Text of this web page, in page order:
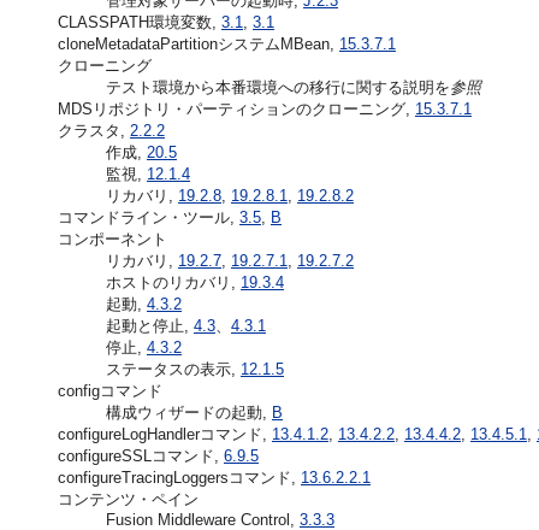
CLASSPATH環境変数, 3.1
3.1
cloneMetadataPartitionシステムMBean, 15.3.7.1
クローニング
テスト環境から本番環境への移行に関する説明を参照
MDSリポジトリ・パーティションのクローニング, 15.3.7.1
クラスタ, 2.2.2
作成, 20.5
監視, 12.1.4
リカバリ, 19.2.8 19.2.8.1
19.2.8.2
コマンドライン・ツール, 3.5 B
コンポーネント
リカバリ, 19.2.7 19.2.7.1
19.2.7.2
ホストのリカバリ, 19.3.4
起動, 4.3.2
起動と停止, 4.3
4.3.1
停止, 4.3.2
ステータスの表示, 12.1.5
configコマンド
構成ウィザードの起動, B
configureLogHandlerコマンド, 13.4.1.2 13.4.2.2 13.4.4.2 13.4.5.1
configureSSLコマンド, 6.9.5
configureTracingLoggersコマンド, 13.6.2.2.1
コンテンツ・ペイン
Fusion Middleware Control, 3.3.3